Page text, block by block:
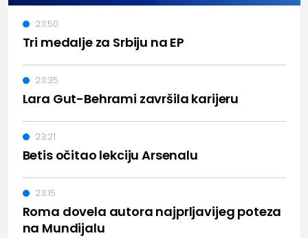
Tri medalje za Srbiju na EP
23:50
Lara Gut-Behrami završila karijeru
23:35
Betis očitao lekciju Arsenalu
23:21
Roma dovela autora najprljavijeg poteza
na Mundijalu
23:15